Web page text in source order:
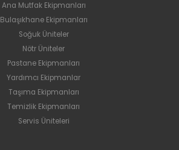
Ana Mutfak Ekipmanları
Bulaşıkhane Ekipmanları
Soğuk Üniteler
Nötr Üniteler
Pastane Ekipmanları
Yardımcı Ekipmanlar
Taşıma Ekipmanları
Temizlik Ekipmanları
Servis Üniteleri